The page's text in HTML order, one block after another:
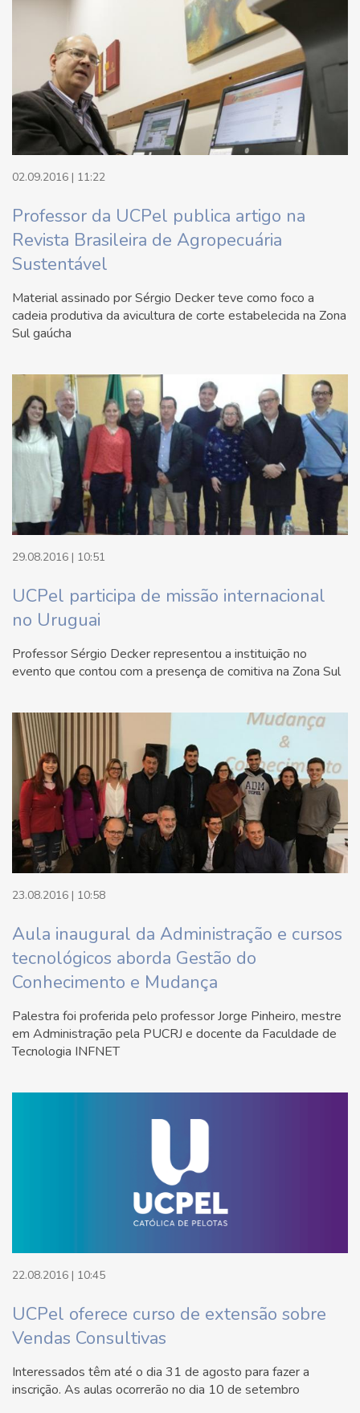
02.09.2016 | 11:22
Professor da UCPel publica artigo na
Revista Brasileira de Agropecuária
Sustentável
Material assinado por Sérgio Decker teve como foco a
cadeia produtiva da avicultura de corte estabelecida na Zona
Sul gaúcha
29.08.2016 | 10:51
UCPel participa de missão internacional
no Uruguai
Professor Sérgio Decker representou a instituição no
evento que contou com a presença de comitiva na Zona Sul
23.08.2016 | 10:58
Aula inaugural da Administração e cursos
tecnológicos aborda Gestão do
Conhecimento e Mudança
Palestra foi proferida pelo professor Jorge Pinheiro, mestre
em Administração pela PUCRJ e docente da Faculdade de
Tecnologia INFNET
22.08.2016 | 10:45
UCPel oferece curso de extensão sobre
Vendas Consultivas
Interessados têm até o dia 31 de agosto para fazer a
inscrição. As aulas ocorrerão no dia 10 de setembro